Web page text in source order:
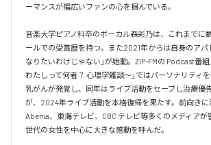
ーマンスが幅広いファンの心を掴んでいる。
音楽大学ピアノ科卒のボーカル森彩乃は、これまでに
ールでの受賞歴を持つ。また2021年からは自身のアパ
なりたいわけじゃない」が始動。ZIP-FMの Podcast番
わたしって何者？ 心理学雑談〜」ではパーソナリティ
乳がんが発覚し、同年はライブ活動をセーブし治療優
が、2024年ライブ活動を本格復帰を果たす。前向きに
Abema、東海テレビ、CBC テレビ等多くのメディア
世代の女性を中心に大きな感動を呼んだ。